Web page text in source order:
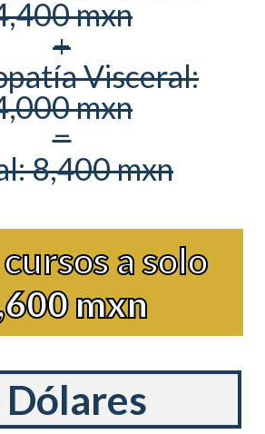
mxn
+
Visceral:
mxn
=
8,400 mxn
a solo
mxn
Dólares